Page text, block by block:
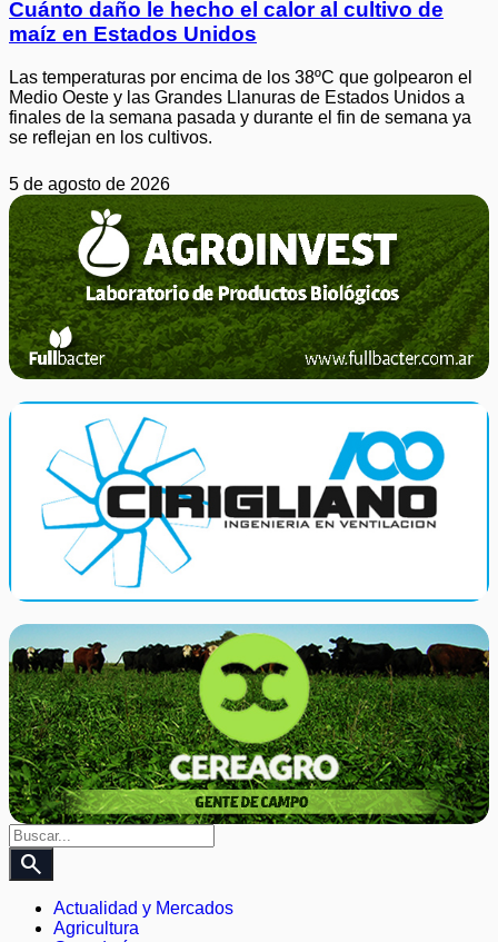
Cuánto daño le hecho el calor al cultivo de
maíz en Estados Unidos
Las temperaturas por encima de los 38ºC que golpearon el
Medio Oeste y las Grandes Llanuras de Estados Unidos a
finales de la semana pasada y durante el fin de semana ya
se reflejan en los cultivos.
5 de agosto de 2026
search
Actualidad y Mercados
Agricultura